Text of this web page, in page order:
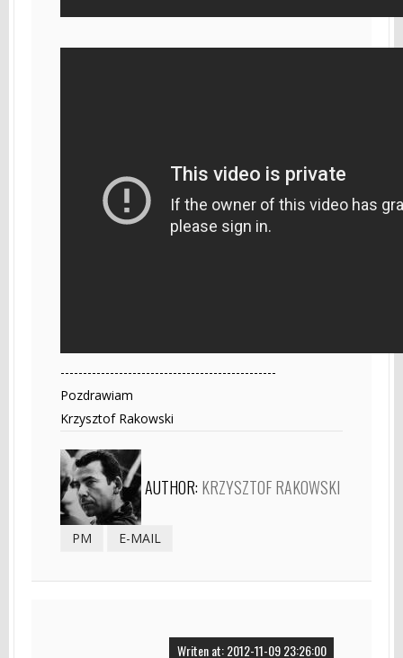
------------------------------------------------
Pozdrawiam
Krzysztof Rakowski
AUTHOR: KRZYSZTOF RAKOWSKI
PM E-MAIL
Writen at: 2012-11-09 23:26:00